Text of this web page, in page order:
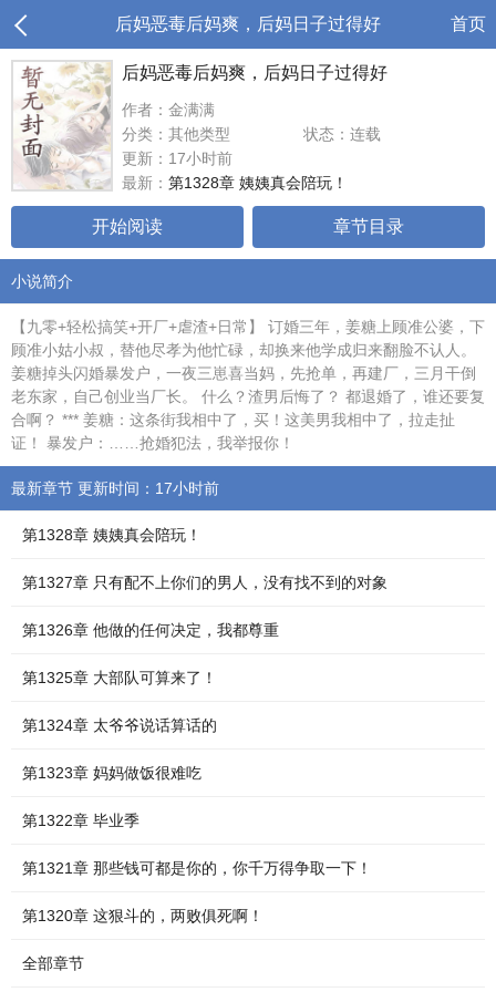
后妈恶毒后妈爽，后妈日子过得好 首页
后妈恶毒后妈爽，后妈日子过得好
作者：金满满
分类：其他类型
状态：连载
更新：17小时前
最新： 第1328章 姨姨真会陪玩！
开始阅读 章节目录
小说简介
【九零+轻松搞笑+开厂+虐渣+日常】 订婚三年，姜糖上顾准公婆，下
顾准小姑小叔，替他尽孝为他忙碌，却换来他学成归来翻脸不认人。
姜糖掉头闪婚暴发户，一夜三崽喜当妈，先抢单，再建厂，三月干倒
老东家，自己创业当厂长。 什么？渣男后悔了？ 都退婚了，谁还要复
合啊？ *** 姜糖：这条街我相中了，买！这美男我相中了，拉走扯
证！ 暴发户：……抢婚犯法，我举报你！
最新章节 更新时间：17小时前
第1328章 姨姨真会陪玩！
第1327章 只有配不上你们的男人，没有找不到的对象
第1326章 他做的任何决定，我都尊重
第1325章 大部队可算来了！
第1324章 太爷爷说话算话的
第1323章 妈妈做饭很难吃
第1322章 毕业季
第1321章 那些钱可都是你的，你千万得争取一下！
第1320章 这狠斗的，两败俱死啊！
全部章节